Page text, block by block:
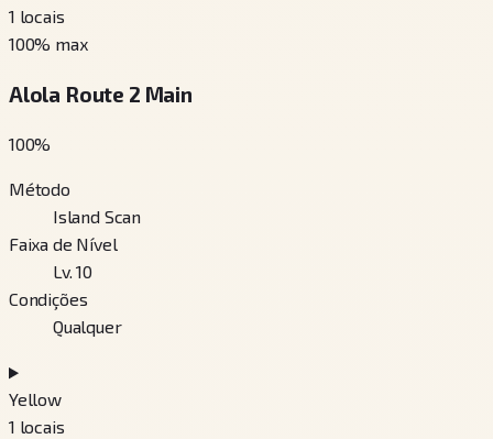
1 locais
100% max
Alola Route 2 Main
100%
Método
Island Scan
Faixa de Nível
Lv. 10
Condições
Qualquer
Yellow
1 locais